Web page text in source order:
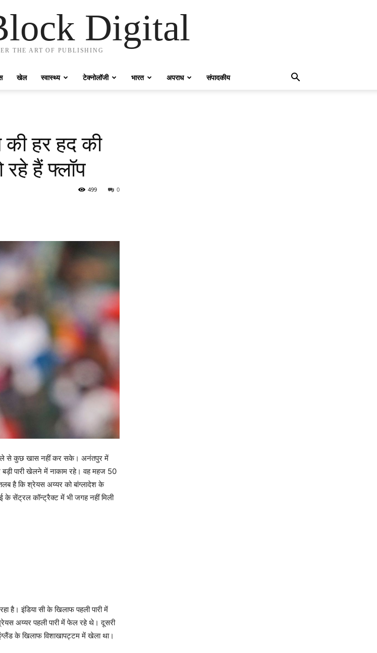
Digital
THE ART OF PUBLISHING
खेल स्वास्थ्य टेक्नोलॉजी भारत अपराध संपादकीय
हर हद की
रहे हैं फ्लॉप
0
499
से कुछ खास नहीं कर सके। अनंतपुर में
बड़ी पारी खेलने में नाकाम रहे। वह महज 50
है कि श्रेयस अय्यर को बांग्‍लादेश के
के सेंट्रल कॉन्‍ट्रैक्‍ट में भी जगह नहीं मिली
है। इंडिया सी के खिलाफ पहली पारी में
अय्यर पहली पारी में फेल रहे थे। दूसरी
के खिलाफ विशाखापट्टम में खेला था।